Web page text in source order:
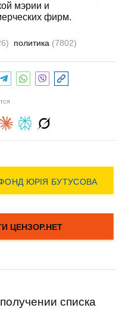
мэрии и
фирм.
политика (7802)
списка